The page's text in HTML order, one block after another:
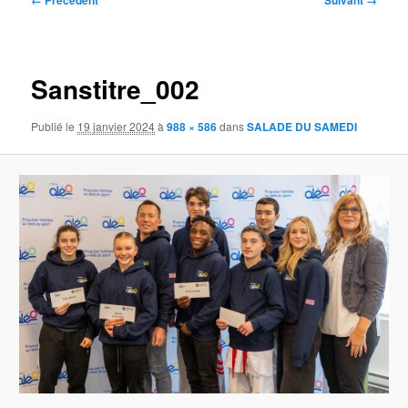
Sanstitre_002
Publié le 19 janvier 2024à988 × 586dansSALADE DU SAMEDI